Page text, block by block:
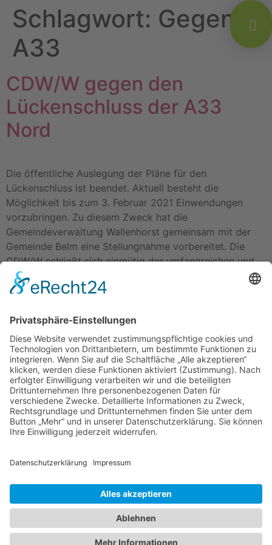
Schlagwort: Gegen
A33
CDW/W gegen den
Lückenschluss der A33
Nord
Die öffentliche Auslegung der Pläne für den
Lückenschluss ist beendet. Aktuell besteht die
Möglichkeit bis zum 3. Februar 2021 Einwendungen
vorzubringen. Zu diesem Zweck hat die
Gemeindeverwaltung Wallenhorst gemeinsam mit der
Gemeinde Belm eine Stellungnahme vorbereitet. Die
CDW/W schließt sich einmütig der umfangreichen und
detaillierten Stellungnahme der Gemeindeverwaltung
Wallenhorst an, um dem Lückenschluss der A33 […]
Impressum Datenschutzerklärung
Startseite Ziele
Im Rat
Im Verein
info@cdw-wallenhorst.de
© All Rights Reserved 2025